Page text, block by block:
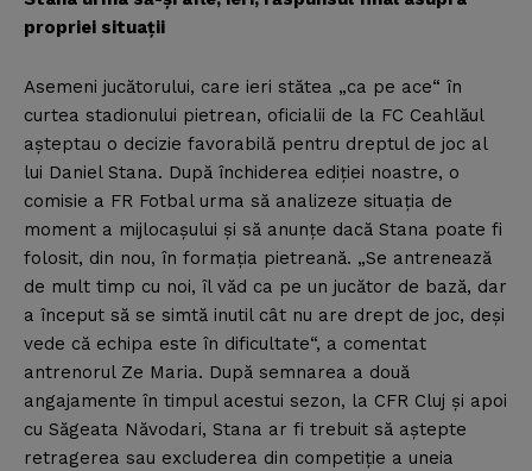
propriei situaţii
Asemeni jucătorului, care ieri stătea „ca pe ace“ în
curtea stadionului pietrean, oficialii de la FC Ceahlăul
aşteptau o decizie favorabilă pentru dreptul de joc al
lui Daniel Stana. După închiderea ediţiei noastre, o
comisie a FR Fotbal urma să analizeze situaţia de
moment a mijlocaşului şi să anunţe dacă Stana poate fi
folosit, din nou, în formaţia pietreană. „Se antrenează
de mult timp cu noi, îl văd ca pe un jucător de bază, dar
a început să se simtă inutil cât nu are drept de joc, deşi
vede că echipa este în dificultate“, a comentat
antrenorul Ze Maria. După semnarea a două
angajamente în timpul acestui sezon, la CFR Cluj şi apoi
cu Săgeata Năvodari, Stana ar fi trebuit să aştepte
retragerea sau excluderea din competiţie a uneia